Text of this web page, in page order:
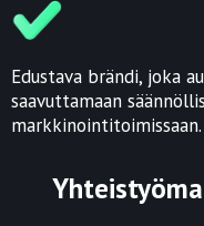
Edustava brändi, joka
saavuttamaan
markkinointitoimissaan.